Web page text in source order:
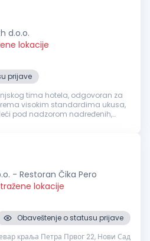
d.o.o.
lokacije
prijave
tima hotela, odgovoran za
visokim standardima ukusa,
pod nadzorom nadređenih,
- Restoran Čika Pero
lokacije
Obaveštenje o statusu prijave
краља Петра Првог 22, Нови Сад